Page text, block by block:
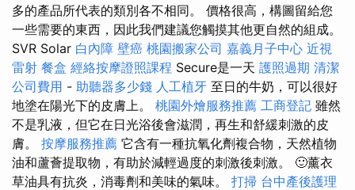
多的產品所代表的類別各不相同。 價格很高，構圖留給您
一些需要的東西，因此我們建議您觸摸其他更自然的組成。
SVR Solar 白內障 壁癌 桃園搬家公司 嘉義月子中心 近視
雷射 餐盒 經絡按摩證照課程 Secure是一天 護照過期 清潔
公司費用 - 助聽器多少錢 人工植牙 至日的牛奶，可以很好
地塗在陽光下的皮膚上。 桃園外燴服務推薦 工商登記 雖然
不是乳液，但它在日光浴後會滋潤，再生和舒緩刺激的皮
膚。 按摩服務推薦 它含有一種抗氧化劑複合物，天然植物
油和蘆薈提取物，有助於減輕過度的刺激後刺激。 🙂薰衣
草油具有抗炎，消毒劑和美味的氣味。 打掃 台中產後護理